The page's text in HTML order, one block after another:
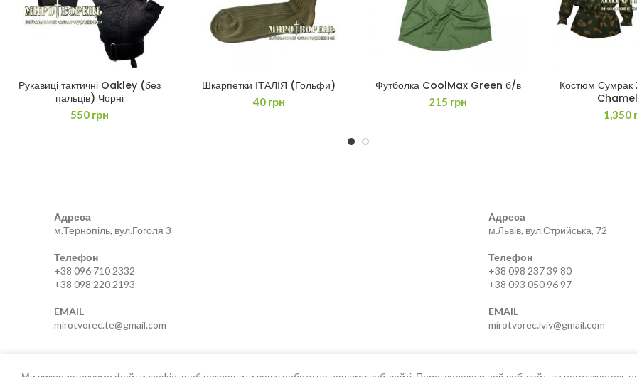
ЧИТАТИ ДАЛІ
Рукавиці тактичні Oakley (без
пальців) Чорні
550 грн
ЧИТАТИ ДАЛІ
Шкарпетки ІТАЛІЯ (Гольфи)
40 грн
ДОДАТИ В КОШИК
Футболка CoolMax Green б/в
215 грн
ЧИТАТИ
Костюм Сумрак
1,350
Адреса
м.Тернопіль, вул.Гоголя 3
Телефон
+38 096 710 2332
+38 098 220 2193
EMAIL
mirotvorec.te@gmail.com
Адреса
м.Львів, вул.Стрийська, 72
Телефон
+38 098 237 39 80
+38 093 050 96 97
EMAIL
mirotvorec.lviv@gmail.com